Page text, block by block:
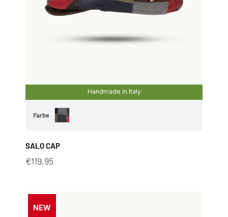
Handmade in Italy
Farbe
SALO CAP
€119,95
NEW